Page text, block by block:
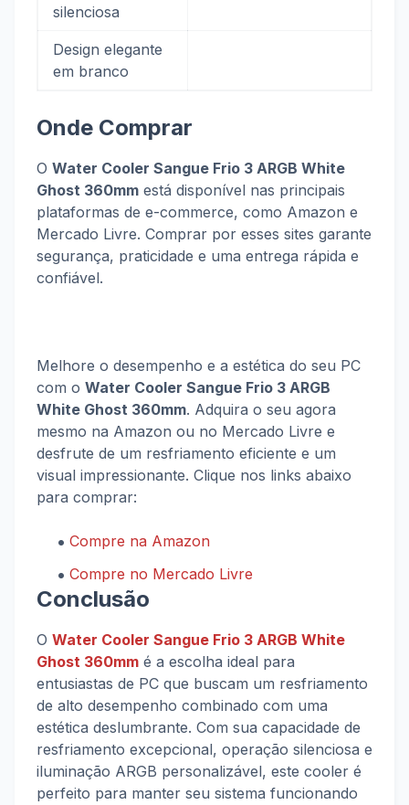
silenciosa
Design elegante
em branco
Onde Comprar
O Water Cooler Sangue Frio 3 ARGB White
Ghost 360mm está disponível nas principais
plataformas de e-commerce, como Amazon e
Mercado Livre. Comprar por esses sites garante
segurança, praticidade e uma entrega rápida e
confiável.
Melhore o desempenho e a estética do seu PC
com o Water Cooler Sangue Frio 3 ARGB
White Ghost 360mm. Adquira o seu agora
mesmo na Amazon ou no Mercado Livre e
desfrute de um resfriamento eficiente e um
visual impressionante. Clique nos links abaixo
para comprar:
Compre na Amazon
Compre no Mercado Livre
Conclusão
O Water Cooler Sangue Frio 3 ARGB White
Ghost 360mm é a escolha ideal para
entusiastas de PC que buscam um resfriamento
de alto desempenho combinado com uma
estética deslumbrante. Com sua capacidade de
resfriamento excepcional, operação silenciosa e
iluminação ARGB personalizável, este cooler é
perfeito para manter seu sistema funcionando